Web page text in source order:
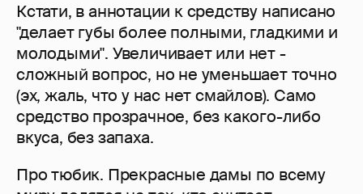
Кстати, в аннотации к средству написано
"делает губы более полными, гладкими и
молодыми". Увеличивает или нет -
сложный вопрос, но не уменьшает точно
(эх, жаль, что у нас нет смайлов). Само
средство прозрачное, без какого-либо
вкуса, без запаха.
Про тюбик. Прекрасные дамы по всему